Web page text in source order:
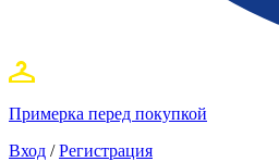
Примерка перед покупкой
Вход / Регистрация